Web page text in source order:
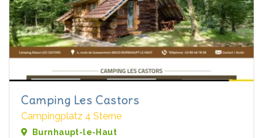
Camping Les Castors
Campingplatz 4 Sterne
Burnhaupt-le-Haut